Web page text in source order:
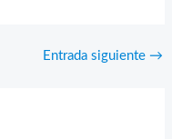
Entrada siguiente →